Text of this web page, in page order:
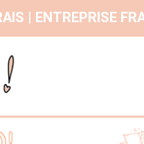
| ENTREPRISE